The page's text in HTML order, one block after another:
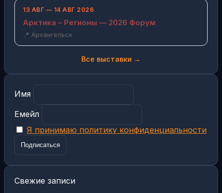
13 АВГ — 14 АВГ 2026
Арктика – Регионы — 2026 Форум
📍 Архангельск
Все выставки →
Имя
Емейл
Я принимаю политику конфиденциальности
Свежие записи